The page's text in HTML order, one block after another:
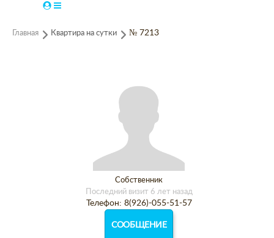
Главная Квартира на сутки № 7213
Собственник
Последний визит 6 лет назад
Телефон: 8(926)-055-51-57
СООБЩЕНИЕ